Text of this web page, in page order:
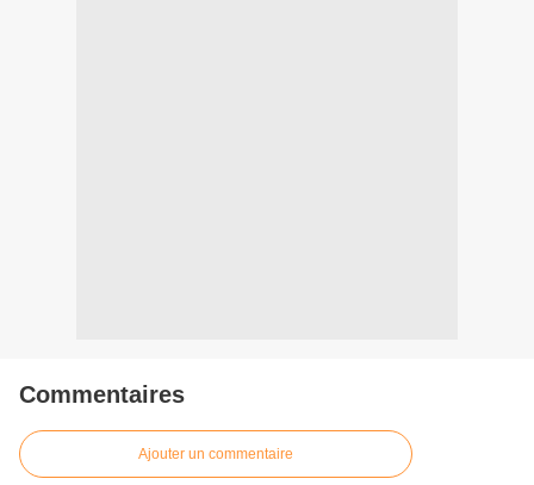
Commentaires
Ajouter un commentaire